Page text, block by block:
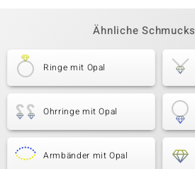
Ähnliche
Ringe mit Opal
Ohrringe mit Opal
Armbänder mit Opal